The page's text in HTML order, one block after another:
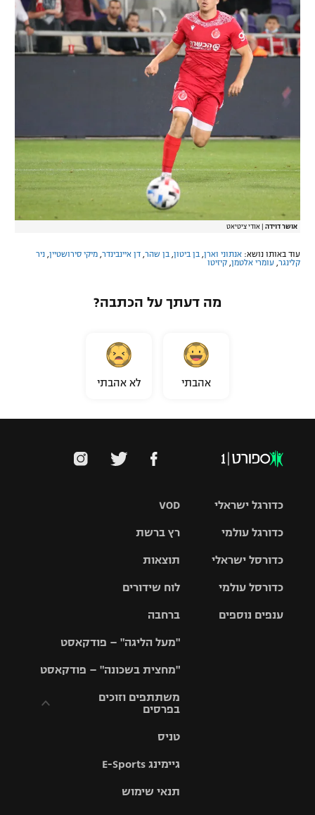
אושר דוידה אודי ציטיאט
עוד באותו נושא: אנתוני וארן בן ביטון בן שהר דן איינבינדר מיקי סירושטיין ניר
קלינגר עומרי אלטמן קיזיטו
מה דעתך על הכתבה?
אהבתי לא אהבתי
VOD
רץ ברשת
תוצאות
לוח שידורים
ברחבה
"מעל הליגה" – פודקאסט
"מחצית בשכונה" – פודקאסט
משתתפים וזוכים
בפרסים
וזוכים בפרסים
תקנון עבור פעילות
טניס
גיימינג E-Sports
תנאי שימוש
כדורגל ישראלי
גביע הטוטו
כדורגל עולמי
האלופות
ליגה
כדורסל ישראלי
סל
כדורסל עולמי
ענפים נוספים